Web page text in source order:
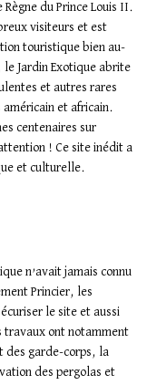
du Prince Louis II.
visiteurs et est
touristique bien au-
Jardin Exotique abrite
et autres rares
américain et africain.
centenaires sur
! Ce site inédit a
et culturelle.
n’avait jamais connu
Princier, les
le site et aussi
travaux ont notamment
des garde-corps, la
des pergolas et